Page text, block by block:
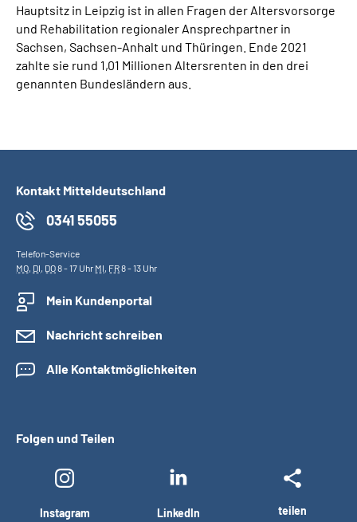
Hauptsitz in Leipzig ist in allen Fragen der Altersvorsorge
und Rehabilitation regionaler Ansprechpartner in
Sachsen, Sachsen-Anhalt und Thüringen. Ende 2021
zahlte sie rund 1,01 Millionen Altersrenten in den drei
genannten Bundesländern aus.
Kontakt Mitteldeutschland
0341 55055
Telefon-Service
MO, DI, DO8 - 17 Uhr MI, FR8 - 13 Uhr
Mein Kundenportal
Nachricht schreiben
Alle Kontaktmöglichkeiten
Folgen und Teilen
Instagram LinkedIn teilen